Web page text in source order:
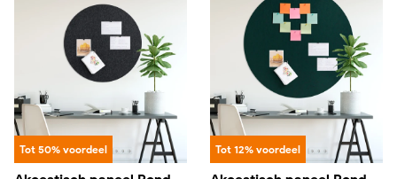
Tot 50% voordeel Tot 12% voordeel